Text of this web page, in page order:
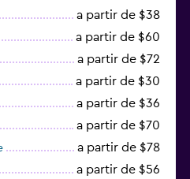
a partir de $38
a partir de $60
a partir de $72
a partir de $30
a partir de $36
a partir de $70
a partir de $78
a partir de $56